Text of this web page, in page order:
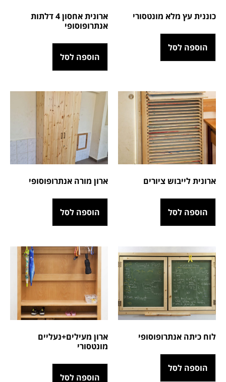
כוננית עץ מלא מונטסורי
הוספה לסל
ארונית אחסון 4 דלתות
אנתרופוסופי
הוספה לסל
ארונית לייבוש ציורים
הוספה לסל
ארון מורה אנתרופוסופי
הוספה לסל
לוח כיתה אנתרופוסופי
הוספה לסל
ארון מעילים+נעליים
מונטסורי
הוספה לסל